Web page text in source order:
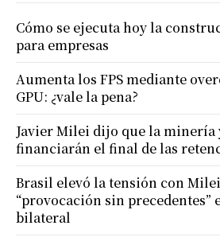
Cómo se ejecuta hoy la
para empresas
Aumenta los FPS mediante
GPU: ¿vale la pena?
Javier Milei dijo que la minería
financiarán el final de las
Brasil elevó la tensión con
“provocación sin precedentes”
bilateral